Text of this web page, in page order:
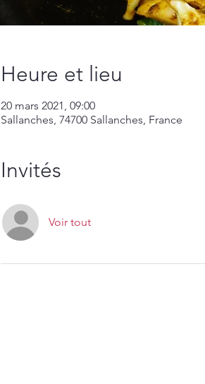
Heure et lieu
20 mars 2021, 09:00
Sallanches, 74700 Sallanches, France
Invités
Voir tout